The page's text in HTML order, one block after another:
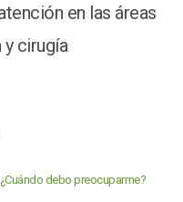
en las áreas
cirugía
debo preocuparme?